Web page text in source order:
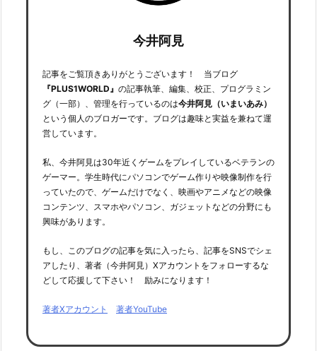
今井阿見
記事をご覧頂きありがとうございます！ 当ブログ
『PLUS1WORLD』 の記事執筆、編集、校正、プログラミン
グ（一部）、管理を行っているのは今井阿見（いまいあみ）
という個人のブロガーです。ブログは趣味と実益を兼ねて運
営しています。
私、今井阿見は30年近くゲームをプレイしているベテランの
ゲーマー。学生時代にパソコンでゲーム作りや映像制作を行
っていたので、ゲームだけでなく、映画やアニメなどの映像
コンテンツ、スマホやパソコン、ガジェットなどの分野にも
興味があります。
もし、このブログの記事を気に入ったら、記事をSNSでシェ
アしたり、著者（今井阿見）Xアカウントをフォローするな
どして応援して下さい！ 励みになります！
著者Xアカウント 著者YouTube